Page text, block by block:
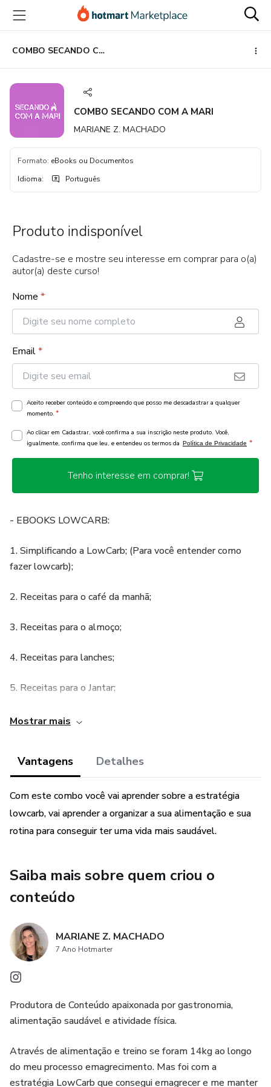
para
conteúdo
principal
para
pagamento
para
rodapé
COMBO SECANDO COM A MARI
COMBO SECANDO COM A MARI
MARIANE Z. MACHADO
Formato: eBooks ou Documentos
Idioma: Português
Produto indisponível
Cadastre-se e mostre seu interesse em comprar para o(a)
autor(a) deste curso!
Nome *
Email*
Aceito receber conteúdo e compreendo que posso me descadastrar a qualquer
momento. *
Ao clicar em Cadastrar, você confirma a sua inscrição neste produto. Você,
igualmente, confirma que leu, e entendeu os termos da Política de Privacidade *
Tenho interesse em comprar!
- EBOOKS LOWCARB:
1. Simplificando a LowCarb; (Para você entender como
fazer lowcarb);
2. Receitas para o café da manhã;
3. Receitas para o almoço;
4. Receitas para lanches;
5. Receitas para o Jantar;
6. Receitas para Acompanhamentos;
- EBOOK RECEITAS PRÁTICAS PARA MARMITAS E
PARA O DIA A DIA:
Capítulos do Ebook:
e como faço para equilibrar o cardápio do dia);
2. Como Montar seu cardápio da Semana;
3. Como fazer sua lista de compras;
4. Como armazenar suas marmitas;
6. Dicas de produtos (molhos, produtos fits...);
7. Receitas com Frango;
8. Receitas com Carne;
Mostrar mais
Vantagens Detalhes
Com este combo você vai aprender sobre a estratégia
lowcarb, vai aprender a organizar a sua alimentação e sua
rotina para conseguir ter uma vida mais saudável.
Saiba mais sobre quem criou o
conteúdo
MARIANE Z. MACHADO
7 Ano Hotmarter
Produtora de Conteúdo apaixonada por gastronomia,
alimentação saudável e atividade física.
Através de alimentação e treino se foram 14kg ao longo
do meu processo emagrecimento. Mas foi com a
estratégia LowCarb que consegui emagrecer e me manter